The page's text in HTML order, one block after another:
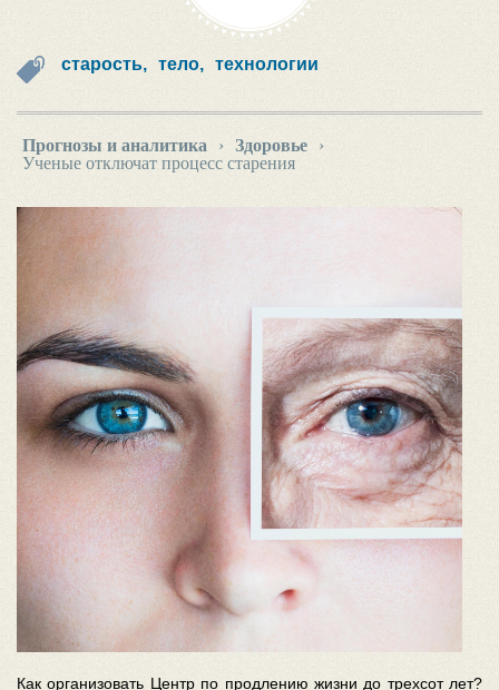
старость, тело, технологии
Прогнозы и аналитика › Здоровье
›
Ученые отключат процесс старения
Как организовать Центр по продлению жизни до трехсот лет?